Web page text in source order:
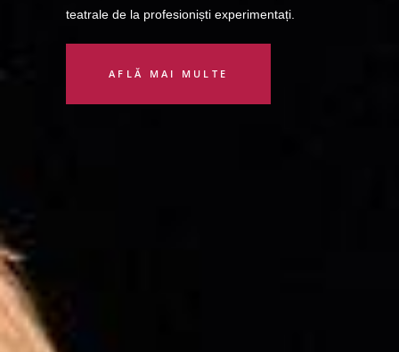
teatrale de la profesioniști experimentați.
AFLĂ MAI MULTE